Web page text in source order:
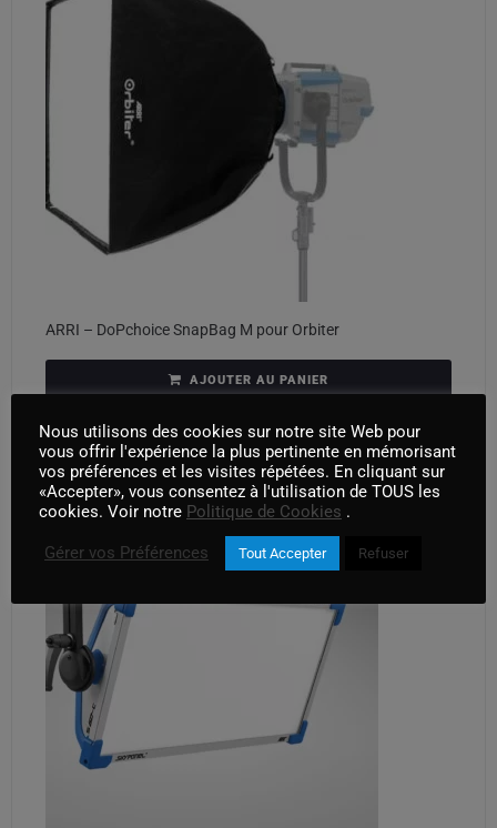
ARRI – DoPchoice SnapBag M pour Orbiter
AJOUTER AU PANIER
Nous utilisons des cookies sur notre site Web pour
vous offrir l'expérience la plus pertinente en mémorisant
vos préférences et les visites répétées. En cliquant sur
«Accepter», vous consentez à l'utilisation de TOUS les
cookies. Voir notre Politique de Cookies .
Gérer vos Préférences Tout Accepter Refuser